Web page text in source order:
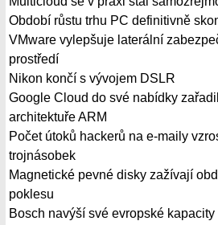
Období růstu trhu PC definitivně
VMware vylepšuje laterální
prostředí
Nikon končí s vývojem DSLR
Google Cloud do své nabídky
architektuře ARM
Počet útoků hackerů na e-maily
trojnásobek
Magnetické pevné disky zažívají
poklesu
Bosch navýší své evropské